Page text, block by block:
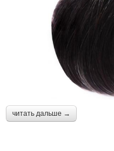
читать дальше →